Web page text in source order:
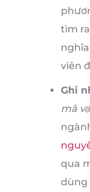
tìm
viên
Ghi
mã
qua
dùng